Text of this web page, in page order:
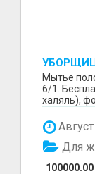
Мытье
6/1.
халяль),
Для